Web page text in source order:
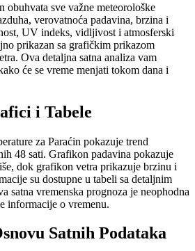
obuhvata sve važne meteorološke
verovatnoća padavina, brzina i
UV indeks, vidljivost i atmosferski
prikazan sa grafičkim prikazom
Ova detaljna satna analiza vam
će se vreme menjati tokom dana i
i Tabele
za Paraćin pokazuje trend
48 sati. Grafikon padavina pokazuje
dok grafikon vetra prikazuje brzinu i
su dostupne u tabeli sa detaljnim
satna vremenska prognoza je neophodna
informacije o vremenu.
Satnih Podataka